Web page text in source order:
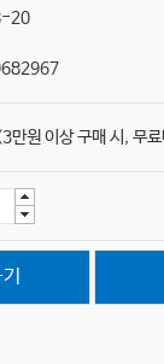
20
원 이상 구매 시, 무